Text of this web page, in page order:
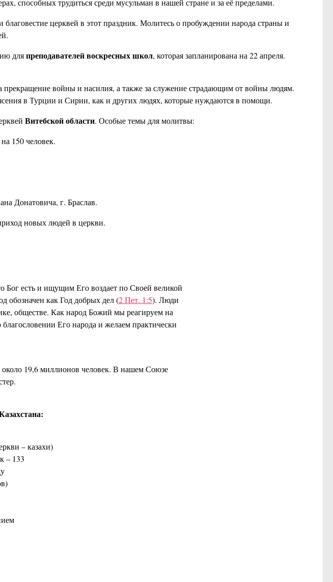
способных трудиться среди мусульман в нашей стране и за её пределами.
благовестие церквей в этот праздник. Молитесь о пробуждении народа страны и
дляпреподавателей воскресных школ, которая запланирована на 22 апреля.
прекращение войны и насилия, а также за служение страдающим от войны людям.
в Турции и Сирии, как и других людях, которые нуждаются в помощи.
Витебской области. Особые темы для молитвы:
150 человек.
Донатовича, г. Браслав.
новых людей в церкви.
есть и ищущим Его воздает по Своей великой
обозначен как Год добрых дел (2 Пет. 1:5). Люди
обществе. Как народ Божий мы реагируем на
Его народа и желаем практически
19,6 миллионов человек. В нашем Союзе
– казахи)
– 133